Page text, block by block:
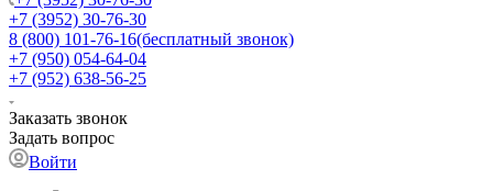
+7 (3952) 30-76-30
8 (800) 101-76-16(бесплатный звонок)
+7 (950) 054-64-04
+7 (952) 638-56-25
Заказать звонок
Задать вопрос
Войти